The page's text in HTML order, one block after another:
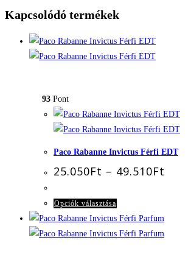
Kapcsolódó termékek
93 Pont
Paco Rabanne Invictus Férfi EDT
25.050Ft – 49.510Ft
Opciók választása
a
terméknek